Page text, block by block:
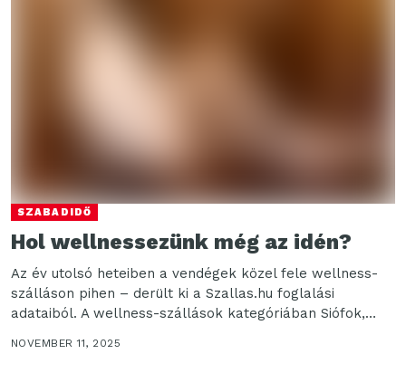
SZABADIDŐ
Hol wellnessezünk még az idén?
Az év utolsó heteiben a vendégek közel fele wellness-
szálláson pihen – derült ki a Szallas.hu foglalási
adataiból. A wellness-szállások kategóriában Siófok,
NOVEMBER 11, 2025